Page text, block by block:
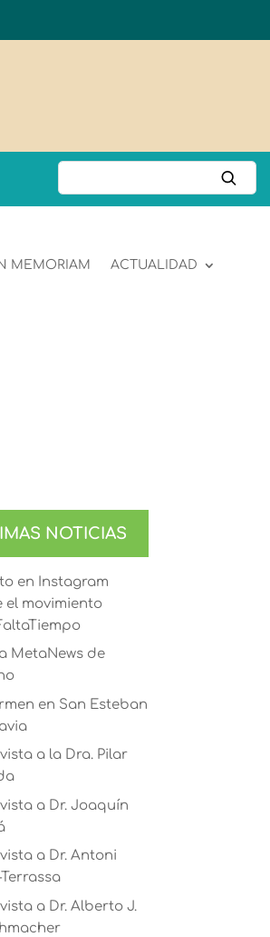
MEMORIAM ACTUALIDAD
NOTICIAS
en Instagram
el movimiento
MetaNews de
en San Esteban
a la Dra. Pilar
a Dr. Joaquín
a Dr. Antoni
a Dr. Alberto J.